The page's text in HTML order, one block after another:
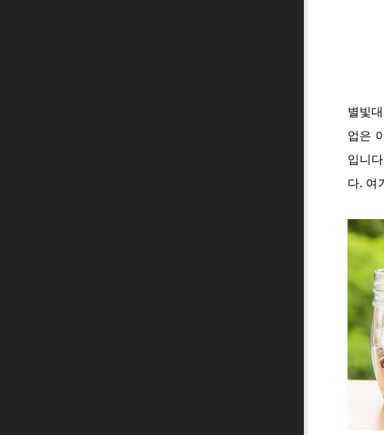
별빛
업은
입니
다. 여